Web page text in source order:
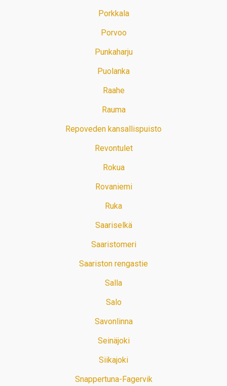
Porkkala
Porvoo
Punkaharju
Puolanka
Raahe
Rauma
Repoveden kansallispuisto
Revontulet
Rokua
Rovaniemi
Ruka
Saariselkä
Saaristomeri
Saariston rengastie
Salla
Salo
Savonlinna
Seinäjoki
Siikajoki
Snappertuna-Fagervik